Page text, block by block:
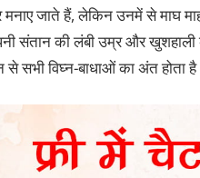
मनाए जाते हैं, लेकिन उनमें से
संतान की लंबी उम्र और
सभी विघ्न-बाधाओं का अंत होता